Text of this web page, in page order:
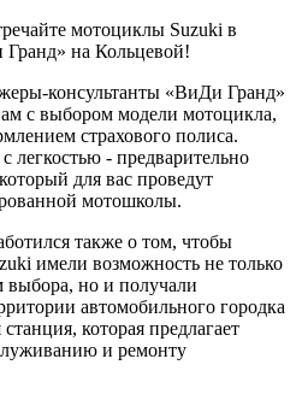
консультанты «ВиДи Гранд»
с выбором модели мотоцикла,
страхового полиса.
легкостью - предварительно
для вас проведут
мотошколы.
также о том, чтобы
имели возможность не только
выбора, но и получали
автомобильного городка
которая предлагает
и ремонту